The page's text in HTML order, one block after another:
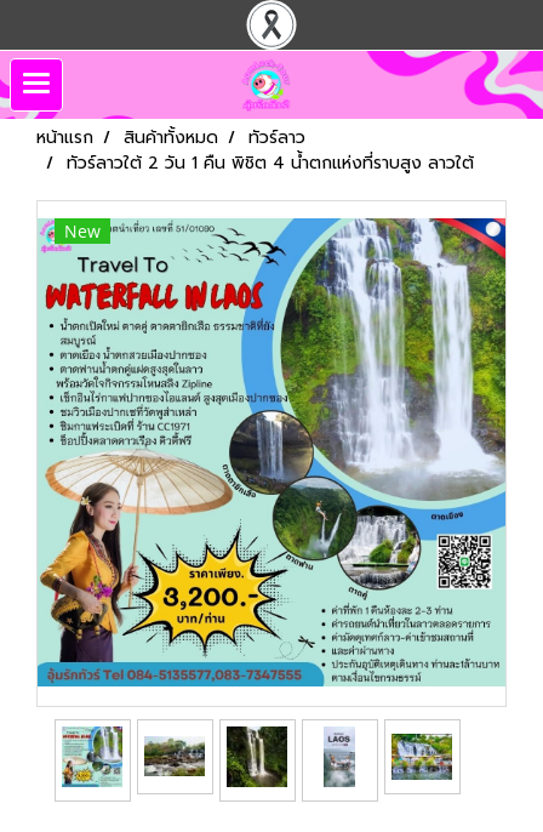
หน้าแรก สินค้าทั้งหมด
ทัวร์ลาว
ทัวร์ลาวใต้ 2 วัน 1 คืน พิชิต 4 น้ำตกแห่งที่ราบสูง ลาวใต้
New